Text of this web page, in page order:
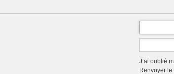
J’ai oublié
Renvoyer le